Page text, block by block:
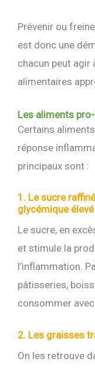
Prévenir ou
est donc une
chacun peut agir
alimentaires
Les aliments
Certains
réponse
principaux sont :
1. Le sucre
glycémique élevé
Le sucre, en
et stimule la
l’inflammation.
pâtisseries,
consommer
2. Les graisses
On les retrouve